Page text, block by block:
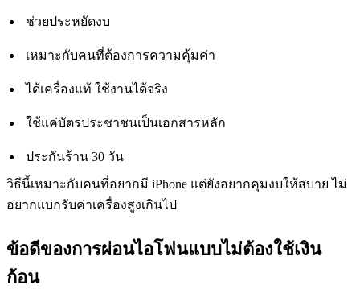
ช่วยประหยัดงบ
เหมาะกับคนที่ต้องการความคุ้มค่า
ได้เครื่องแท้ ใช้งานได้จริง
ใช้แค่บัตรประชาชนเป็นเอกสารหลัก
ประกันร้าน 30 วัน
วิธีนี้เหมาะกับคนที่อยากมี iPhone แต่ยังอยากคุมงบให้สบาย ไม่
อยากแบกรับค่าเครื่องสูงเกินไป
ข้อดีของการผ่อนไอโฟนแบบไม่ต้องใช้เงิน
ก้อน